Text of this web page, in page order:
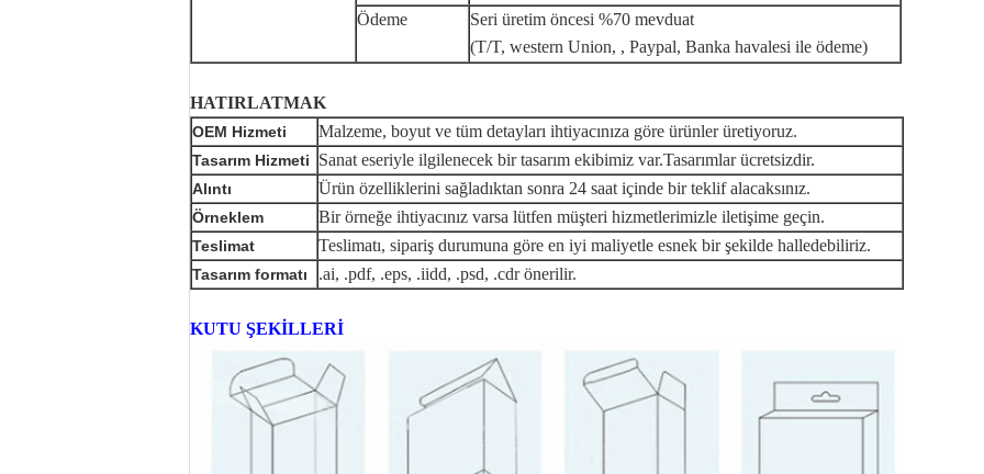
Ödeme
Seri üretim öncesi %70 mevduat
(T/T, western Union, , Paypal, Banka havalesi ile ödeme)
HATIRLATMAK
OEM Hizmeti Malzeme, boyut ve tüm detayları ihtiyacınıza göre ürünler üretiyoruz.
Tasarım Hizmeti Sanat eseriyle ilgilenecek bir tasarım ekibimiz var.Tasarımlar ücretsizdir.
Alıntı Ürün özelliklerini sağladıktan sonra 24 saat içinde bir teklif alacaksınız.
Örneklem Bir örneğe ihtiyacınız varsa lütfen müşteri hizmetlerimizle iletişime geçin.
Teslimat Teslimatı, sipariş durumuna göre en iyi maliyetle esnek bir şekilde halledebiliriz.
Tasarım formatı .ai, .pdf, .eps, .iidd, .psd, .cdr önerilir.
KUTU ŞEKİLLERİ